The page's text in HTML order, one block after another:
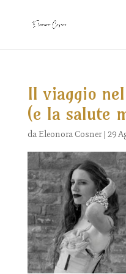
Il viaggio
(e la salute
da Eleonora Cosner| 29